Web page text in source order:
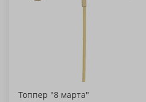
Топпер "8 марта"